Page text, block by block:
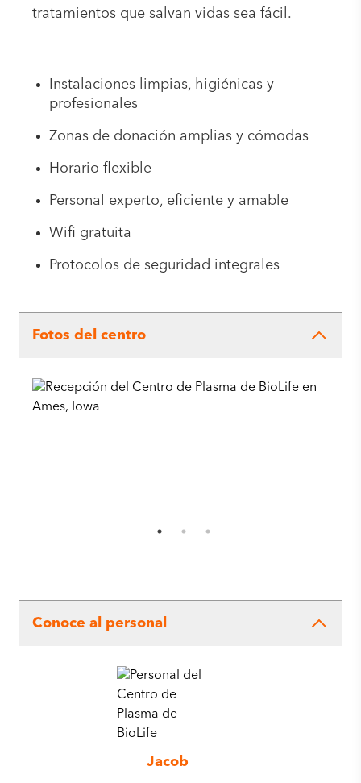
tratamientos que salvan vidas sea fácil.
Instalaciones limpias, higiénicas y
profesionales
Zonas de donación amplias y cómodas
Horario flexible
Personal experto, eficiente y amable
Wifi gratuita
Protocolos de seguridad integrales
Fotos del centro
Conoce al personal
Jacob